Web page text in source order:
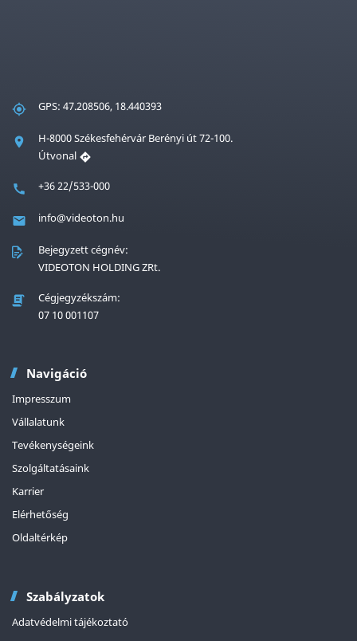
GPS: 47.208506, 18.440393
H-8000 Székesfehérvár Berényi út 72-100.
Útvonal
+36 22/533-000
info@videoton.hu
Bejegyzett cégnév:
VIDEOTON HOLDING ZRt.
Cégjegyzékszám:
07 10 001107
Navigáció
Impresszum
Vállalatunk
Tevékenységeink
Szolgáltatásaink
Karrier
Elérhetőség
Oldaltérkép
Szabályzatok
Adatvédelmi tájékoztató